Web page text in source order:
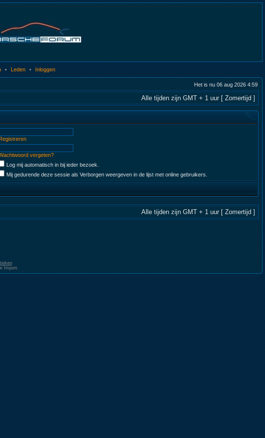
• Leden • Inloggen
Het is nu 06 aug 2026 4:59
Alle tijden zijn GMT + 1 uur [ Zomertijd ]
vergeten?
Log mij automatisch in bij ieder bezoek.
Mij gedurende deze sessie als Verborgen weergeven in de lijst met online gebruikers.
Alle tijden zijn GMT + 1 uur [ Zomertijd ]
Import.